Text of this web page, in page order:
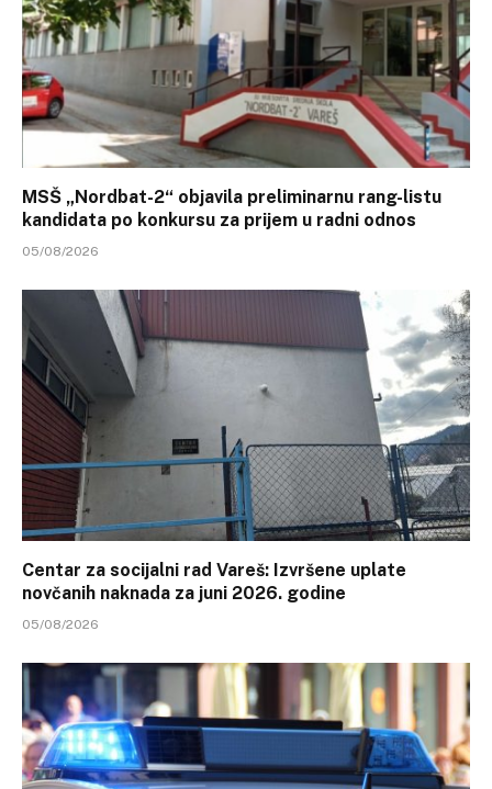
MSŠ „Nordbat-2“ objavila preliminarnu rang-listu
kandidata po konkursu za prijem u radni odnos
05/08/2026
Centar za socijalni rad Vareš: Izvršene uplate
novčanih naknada za juni 2026. godine
05/08/2026